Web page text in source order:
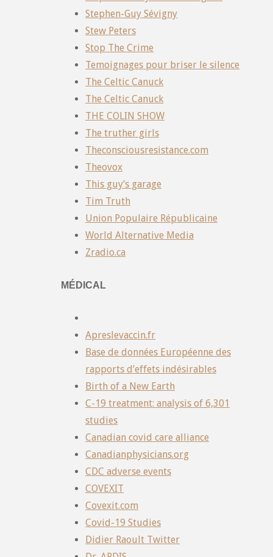
Stephen-Guy Sévigny
Stew Peters
Stop The Crime
Temoignages pour briser le silence
The Celtic Canuck
The Celtic Canuck
THE COLIN SHOW
The truther girls
Theconsciousresistance.com
Theovox
This guy’s garage
Tim Truth
Union Populaire Républicaine
World Alternative Media
Zradio.ca
MÉDICAL
Apreslevaccin.fr
Base de données Européenne des
rapports d’effets indésirables
Birth of a New Earth
C-19 treatment: analysis of 6,301
studies
Canadian covid care alliance
Canadianphysicians.org
CDC adverse events
COVEXIT
Covexit.com
Covid-19 Studies
Didier Raoult Twitter